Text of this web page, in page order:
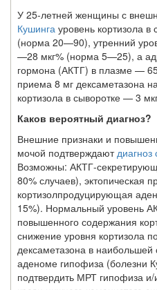
У 25-летней женщины с
Кушинга уровень кортизола
(норма 20—90), утренний
—28 мкг% (норма 5—25), а
гормона (АКТГ) в плазме —
приема 8 мг дексаметазона
кортизола в сыворотке — 3
Каков вероятный диагноз?
Внешние признаки и
мочой подтверждают
Возможны: АКТГ-
80% случаев), эктопическая
кортизолпродуцирующая
15%). Нормальный уровень
повышенного содержания
снижение уровня кортизо­ла
дексаметазона в наибольшей
аденоме гипофиза (болезни
подтвердить МРТ гипо­физа